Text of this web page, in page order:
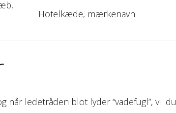
Hotelkæde, mærke­navn
når ledetråden blot lyder “vadefugl”, vil du